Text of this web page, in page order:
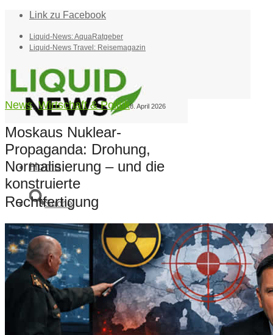
Link zu Facebook
Liquid-News: AquaRatgeber
Liquid-News Travel: Reisemagazin
Home
Suche
Menü Menü
News,Wirtschaft & Politik8. April 2026
Moskaus Nuklear-
Propaganda: Drohung,
Normalisierung – und die
konstruierte
Rechtfertigung